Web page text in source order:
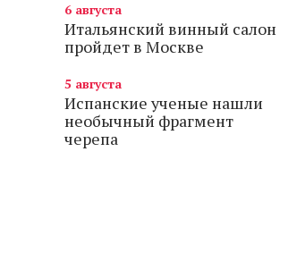
6 августа
Итальянский винный салон
пройдет в Москве
5 августа
Испанские ученые нашли
необычный фрагмент
черепа